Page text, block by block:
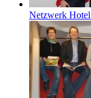
Netzwerk